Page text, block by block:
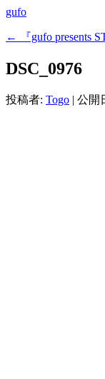
gufo
← 『gufo presents
DSC_0976
投稿者: Togo | 公開